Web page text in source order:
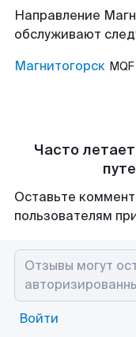
Направление
обслуживают
Магнитогорск MQF
Часто
Оставьте
пользователям
Войти